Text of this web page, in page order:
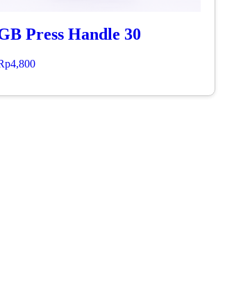
Press Handle 30
4,800